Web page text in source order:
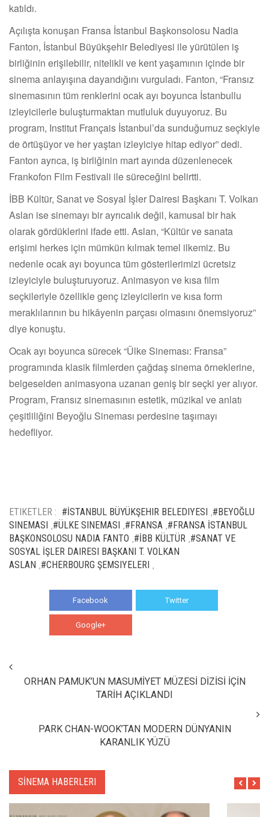
katıldı.
Açılışta konuşan Fransa İstanbul Başkonsolosu Nadia
Fanton, İstanbul Büyükşehir Belediyesi ile yürütülen iş
birliğinin erişilebilir, nitelikli ve kent yaşamının içinde bir
sinema anlayışına dayandığını vurguladı. Fanton, “Fransız
sinemasının tüm renklerini ocak ayı boyunca İstanbullu
izleyicilerle buluşturmaktan mutluluk duyuyoruz. Bu
program, Institut Français İstanbul’da sunduğumuz seçkiyle
de örtüşüyor ve her yaştan izleyiciye hitap ediyor” dedi.
Fanton ayrıca, iş birliğinin mart ayında düzenlenecek
Frankofon Film Festivali ile süreceğini belirtti.
İBB Kültür, Sanat ve Sosyal İşler Dairesi Başkanı T. Volkan
Aslan ise sinemayı bir ayrıcalık değil, kamusal bir hak
olarak gördüklerini ifade etti. Aslan, “Kültür ve sanata
erişimi herkes için mümkün kılmak temel ilkemiz. Bu
nedenle ocak ayı boyunca tüm gösterilerimizi ücretsiz
izleyiciyle buluşturuyoruz. Animasyon ve kısa film
seçkileriyle özellikle genç izleyicilerin ve kısa form
meraklılarının bu hikâyenin parçası olmasını önemsiyoruz”
diye konuştu.
Ocak ayı boyunca sürecek “Ülke Sineması: Fransa”
programında klasik filmlerden çağdaş sinema örneklerine,
belgeselden animasyona uzanan geniş bir seçki yer alıyor.
Program, Fransız sinemasının estetik, müzikal ve anlatı
çeşitliliğini Beyoğlu Sineması perdesine taşımayı
hedefliyor.
ETIKETLER : #İSTANBUL BÜYÜKŞEHIR BELEDIYESI #BEYOĞLU
SINEMASI #ÜLKE SINEMASI #FRANSA #FRANSA İSTANBUL
BAŞKONSOLOSU NADIA FANTO #İBB KÜLTÜR #SANAT VE
SOSYAL İŞLER DAIRESI BAŞKANI T. VOLKAN
ASLAN #CHERBOURG ŞEMSIYELERI
Facebook Twitter
Google+
ORHAN PAMUK’UN MASUMİYET MÜZESİ DİZİSİ İÇİN
TARİH AÇIKLANDI
PARK CHAN-WOOK’TAN MODERN DÜNYANIN
KARANLIK YÜZÜ
SİNEMA HABERLERI